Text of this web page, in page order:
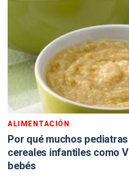
ALIMENTACIÓN
Por qué muchos
cereales infantiles como
bebés